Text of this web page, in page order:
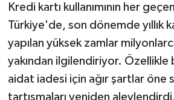
Kredi kartı kullanımının her
Türkiye'de, son dönemde yıllık
yapılan yüksek zamlar
yakından ilgilendiriyor. Özellikle
aidat iadesi için ağır şartlar öne
tartışmaları yeniden